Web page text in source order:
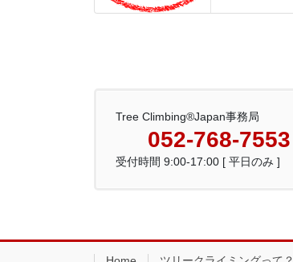
Tree Climbing®Japan事務局
052-768-7553
受付時間 9:00-17:00 [ 平日のみ ]